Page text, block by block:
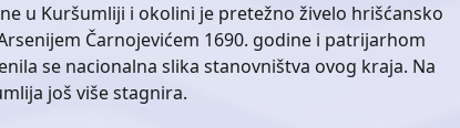
u Kuršumliji i okolini je pretežno živelo hrišćansko
Čarnojevićem 1690. godine i patrijarhom
se nacionalna slika stanovništva ovog kraja. Na
još više stagnira.